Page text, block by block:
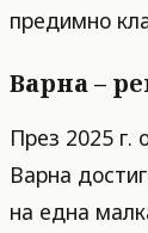
предимно
Варна –
През 2025
Варна
на една